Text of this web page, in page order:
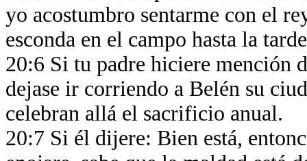
yo acostumbro sentarme con el
esconda en el campo hasta la
20:6 Si tu padre hiciere mención
dejase ir corriendo a Belén su
celebran allá el sacrificio anual.
20:7 Si él dijere: Bien está,